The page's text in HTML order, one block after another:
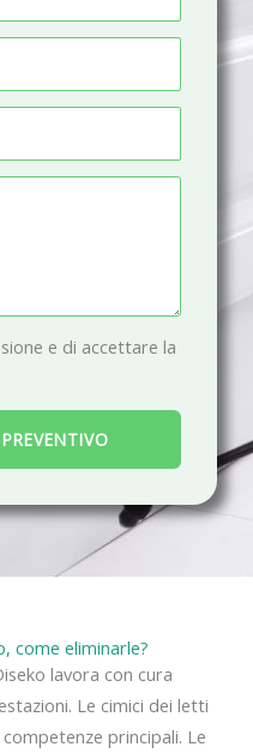
e di accettare la
come eliminarle?
lavora con cura
Le cimici dei letti
principali. Le